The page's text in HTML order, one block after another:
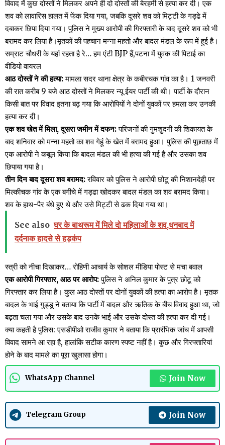
विवाद में कुछ दोस्तों ने मिलकर अपने ही दो दोस्तों की बेरहमी से हत्या कर दी। एक
शव को लावारिस हालत में फेंक दिया गया, जबकि दूसरे शव को मिट्टी के गड्ढे में
दबाकर छिपा दिया गया। पुलिस ने मुख्य आरोपी की गिरफ्तारी के बाद दूसरे शव को भी
बरामद कर लिया है।मृतकों की पहचान मन्ना महतो और बादल मंडल के रूप में हुई है।
सम्राट चौधरी के यहां रहता है रे… हम एंटी BJP हैं,पटना में युवक की पिटाई का
वीडियो वायरल
आठ दोस्तों ने की हत्या:मामला सदर थाना क्षेत्र के कबीरचक गांव का है। 1 जनवरी
की रात करीब 9 बजे आठ दोस्तों ने मिलकर न्यू ईयर पार्टी की थी। पार्टी के दौरान
किसी बात पर विवाद इतना बढ़ गया कि आरोपियों ने दोनों युवकों पर हमला कर उनकी
हत्या कर दी।
एक शव खेत में मिला, दूसरा जमीन में दफन:परिजनों की गुमशुदगी की शिकायत के
बाद शनिवार को मन्ना महतो का शव गेहूं के खेत में बरामद हुआ। पुलिस की पूछताछ में
एक आरोपी ने कबूल किया कि बादल मंडल की भी हत्या की गई है और उसका शव
छिपाया गया है।
तीन दिन बाद दूसरा शव बरामद:रविवार को पुलिस ने आरोपी छोटू की निशानदेही पर
मिल्कीचक गांव के एक बगीचे में गड्ढा खोदकर बादल मंडल का शव बरामद किया।
शव के हाथ-पैर बंधे हुए थे और उसे मिट्टी से ढक दिया गया था।
See also घर के बाथरूम में मिले दो महिलाओं के शव,धनबाद में
दर्दनाक हादसे से हड़कंप
स्त्री को नीचा दिखाकर… रोहिणी आचार्य के सोशल मीडिया पोस्ट से मचा बवाल
एक आरोपी गिरफ्तार, आठ पर आरोप:पुलिस ने अनिल कुमार के पुत्र छोटू को
गिरफ्तार कर लिया है। कुल आठ दोस्तों पर दोनों युवकों की हत्या का आरोप है। मृतक
बादल के भाई गुड्डू ने बताया कि पार्टी में बादल और ऋतिक के बीच विवाद हुआ था, जो
बढ़ता चला गया और उसके बाद उनके भाई और उसके दोस्त की हत्या कर दी गई।
क्या कहती है पुलिस: एसडीपीओ राजीव कुमार ने बताया कि प्रारंभिक जांच में आपसी
विवाद सामने आ रहा है, हालांकि सटीक कारण स्पष्ट नहीं है। कुछ और गिरफ्तारियां
होने के बाद मामले का पूरा खुलासा होगा।
WhatsApp Channel Join Now
Telegram Group Join Now